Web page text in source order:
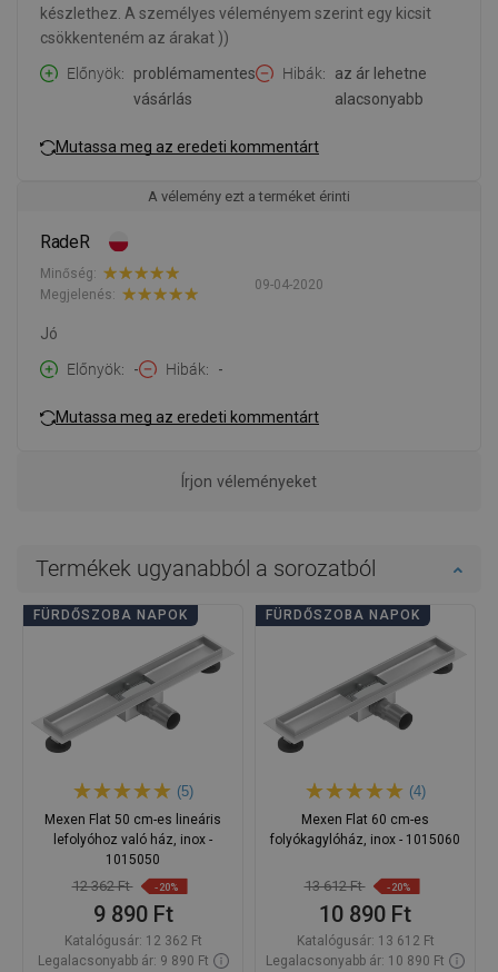
készlethez. A személyes véleményem szerint egy kicsit
csökkenteném az árakat ))
Előnyök
problémamentes
vásárlás
Hibák
az ár lehetne
alacsonyabb
Mutassa meg az eredeti kommentárt
A vélemény ezt a terméket érinti
RadeR
09-04-2020
Minőség:
Megjelenés:
Jó
Előnyök
- Hibák -
Mutassa meg az eredeti kommentárt
Írjon véleményeket
Termékek ugyanabból a sorozatból
FÜRDŐSZOBA NAPOK
(5)
Mexen Flat 50 cm-es lineáris
lefolyóhoz való ház, inox -
1015050
12 362 Ft -20%
9 890 Ft
Katalógusár: 12 362 Ft
Legalacsonyabb ár: 9 890 Ft
FÜRDŐSZOBA NAPOK
(4)
Mexen Flat 60 cm-es
folyókagylóház, inox - 1015060
13 612 Ft -20%
10 890 Ft
Katalógusár: 13 612 Ft
Legalacsonyabb ár: 10 890 Ft